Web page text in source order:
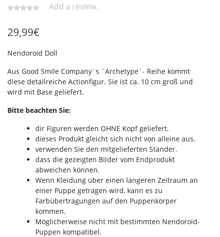
Add a review.
29,99€
Nendoroid Doll
Aus Good Smile Company´s ´Archetype´- Reihe kommt
diese detailreiche Actionfigur. Sie ist ca. 10 cm groß und
wird mit Base geliefert.
Bitte beachten Sie:
dir Figuren werden OHNE Kopf geliefert.
dieses Produkt gleicht sich nicht von alleine aus.
verwenden Sie den mitgelieferten Ständer.
dass die gezeigten Bilder vom Endprodukt
abweichen können.
Wenn Kleidung über einen längeren Zeitraum an
einer Puppe getragen wird, kann es zu
Farbübertragungen auf den Puppenkörper
kommen.
Möglicherweise nicht mit bestimmten Nendoroid-
Puppen kompatibel.